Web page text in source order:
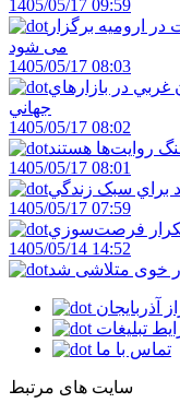
1405/05/17 09:59
ارومیه برگزار
می شود
1405/05/17 08:03
غربي در بازارهاي
جهاني
1405/05/17 08:02
روايت‌ها هستند
1405/05/17 08:01
براي سبک زندگي
1405/05/17 07:59
تکرار فرصت‌سوزي
1405/05/14 14:52
در خوی متلاشی شد
آذربایجان
تبلیغات
تماس با ما
سایت های مرتبط